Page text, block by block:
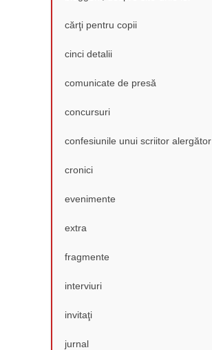
cărţi pentru copii
cinci detalii
comunicate de presă
concursuri
confesiunile unui scriitor alergător
cronici
evenimente
extra
fragmente
interviuri
invitaţi
jurnal